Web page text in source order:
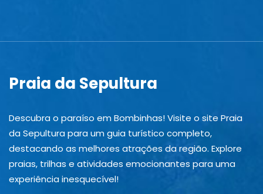
Praia da Sepultura
Descubra o paraíso em Bombinhas! Visite o site Praia
da Sepultura para um guia turístico completo,
destacando as melhores atrações da região. Explore
praias, trilhas e atividades emocionantes para uma
experiência inesquecível!